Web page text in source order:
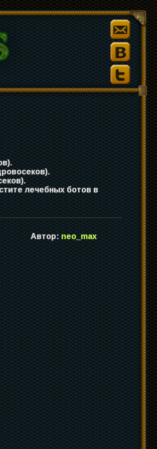
лечебных ботов в
Автор: neo_max